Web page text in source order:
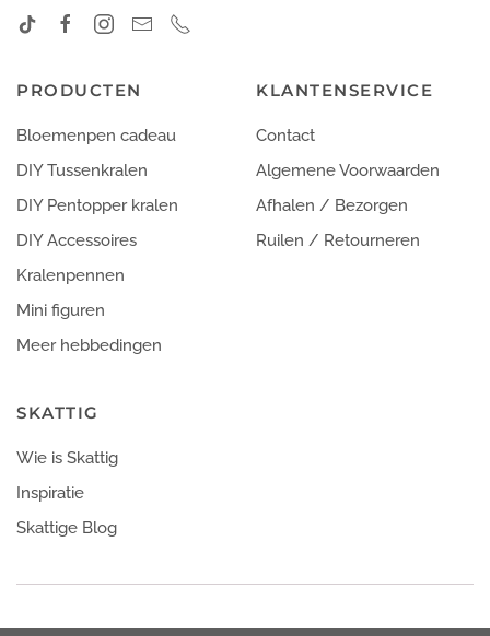
PRODUCTEN
Bloemenpen cadeau
DIY Tussenkralen
DIY Pentopper kralen
DIY Accessoires
Kralenpennen
Mini figuren
Meer hebbedingen
KLANTENSERVICE
Contact
Algemene Voorwaarden
Afhalen / Bezorgen
Ruilen / Retourneren
SKATTIG
Wie is Skattig
Inspiratie
Skattige Blog